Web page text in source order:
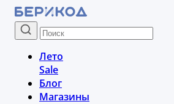
Лето
Sale
Блог
Магазины